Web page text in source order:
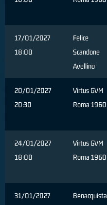
17/01/2027
18:00
Felice
Scandone
Avellino
20/01/2027
20:30
Virtus GVM
Roma 1960
24/01/2027
18:00
Virtus GVM
Roma 1960
31/01/2027
Benacquista